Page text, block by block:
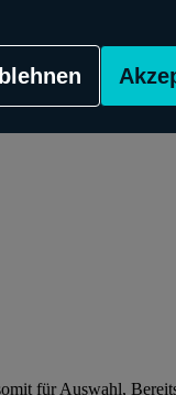
für Auswahl,